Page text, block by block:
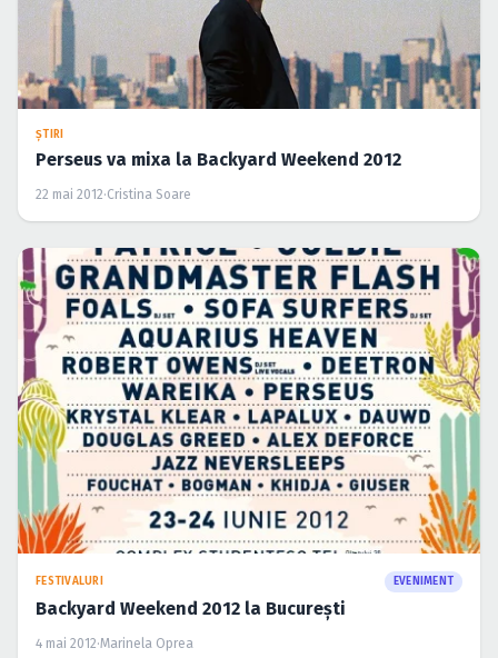
ŞTIRI
Perseus va mixa la Backyard Weekend 2012
22 mai 2012·Cristina Soare
FESTIVALURI EVENIMENT
Backyard Weekend 2012 la Bucureşti
4 mai 2012·Marinela Oprea